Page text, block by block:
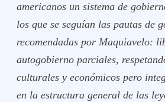
americanos un sistema de
los que se seguían las pautas de
recomendadas por Maquiavelo:
autogobierno parciales,
culturales y económicos pero
en la estructura general de las